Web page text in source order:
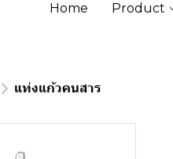
Home Product
แท่งแก้วคนสาร